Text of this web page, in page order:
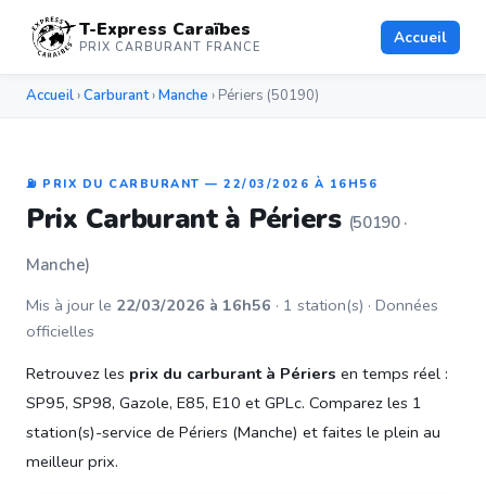
T-Express Caraïbes
PRIX CARBURANT FRANCE Accueil
Accueil ›Carburant›Manche › Périers (50190)
⛽ PRIX DU CARBURANT — 22/03/2026 À 16H56
Prix Carburant à Périers (50190 ·
Manche)
Mis à jour le 22/03/2026 à 16h56 · 1 station(s) · Données
officielles
Retrouvez les prix du carburant à Périers en temps réel :
SP95, SP98, Gazole, E85, E10 et GPLc. Comparez les 1
station(s)-service de Périers (Manche) et faites le plein au
meilleur prix.